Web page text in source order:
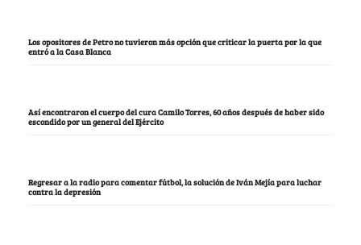
Los opositores de Petro no tuvieron más opción que criticar la puerta por la que
entró a la Casa Blanca
Así encontraron el cuerpo del cura Camilo Torres, 60 años después de haber sido
escondido por un general del Ejército
Regresar a la radio para comentar fútbol, la solución de Iván Mejía para luchar
contra la depresión